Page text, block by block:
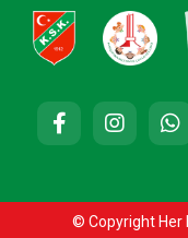
© Copyright Her